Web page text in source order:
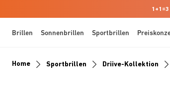
Brillen Sonnenbrillen Sportbrillen
Home Sportbrillen Driive-Kollektion